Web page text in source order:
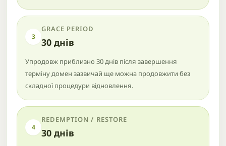
3
GRACE PERIOD
30 днів
Упродовж приблизно 30 днів після завершення
терміну домен зазвичай ще можна продовжити без
складної процедури відновлення.
4
REDEMPTION / RESTORE
30 днів